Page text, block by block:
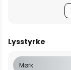
Lysstyrke
Mørk